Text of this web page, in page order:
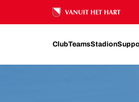
Ons nalatenschap
ClubTeamsStadion